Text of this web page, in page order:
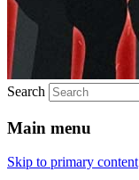
Search
Main menu
Skip to primary content